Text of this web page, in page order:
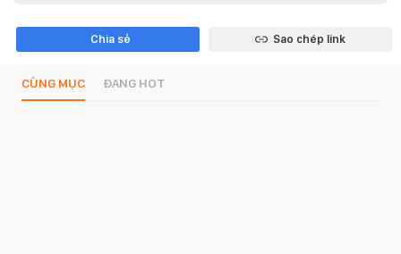
Chia sẻ Sao chép link
CÙNG MỤC ĐANG HOT